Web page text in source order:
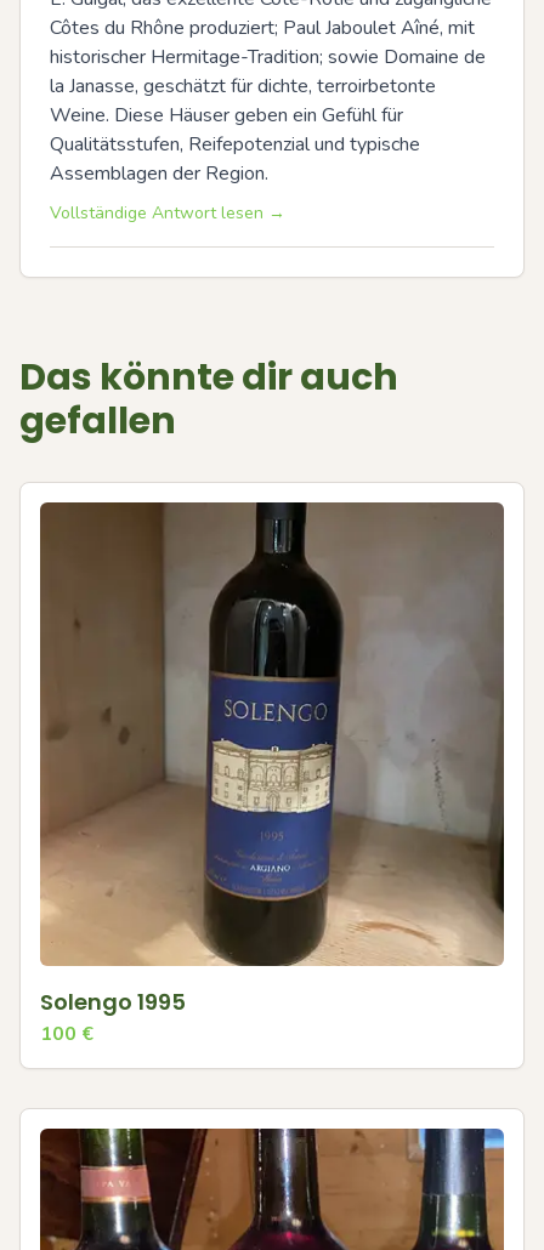
Côtes du Rhône produziert; Paul Jaboulet Aîné, mit
historischer Hermitage-Tradition; sowie Domaine de
la Janasse, geschätzt für dichte, terroirbetonte
Weine. Diese Häuser geben ein Gefühl für
Qualitätsstufen, Reifepotenzial und typische
Assemblagen der Region.
Vollständige Antwort lesen →
Das könnte dir auch
gefallen
Solengo 1995
100 €